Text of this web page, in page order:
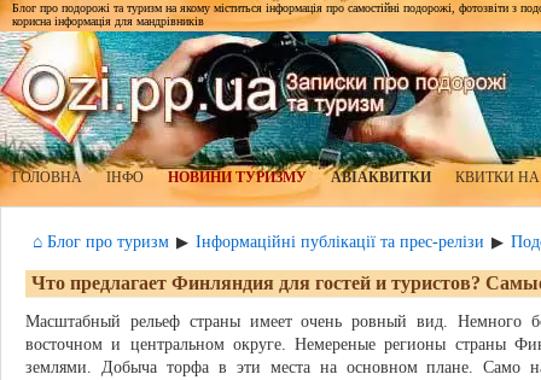
Блог про подорожі та туризм на якому міститься інформація про самостійні подорожі, фотозвіти з
корисна інформація для мандрівників
ГОЛОВНА ІНФО НОВИНИ ТУРИЗМУ АВІАКВИТКИ КВИТКИ
⌂ Блог про туризм ▶ Інформаційні публікації та прес-релізи ▶
Что предлагает Финляндия для гостей и туристов?
Масштабный рельеф страны имеет очень ровный вид. Немного
восточном и центральном округе. Немереные регионы страны
землями. Добыча торфа в эти места на основном плане. Само